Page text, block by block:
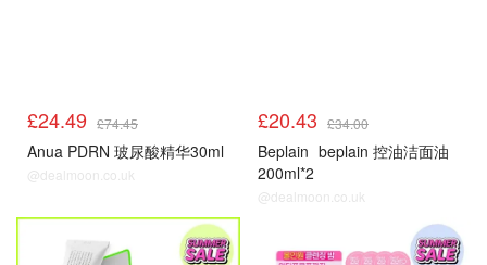
£24.49 £74.45
Anua PDRN 玻尿酸精华30ml
@dealmoon.co.uk
£20.43 £34.00
Beplain beplain 控油洁面油
200ml*2
@dealmoon.co.uk